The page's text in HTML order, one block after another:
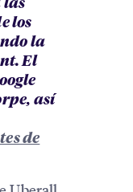
las
los
la
El
así
de